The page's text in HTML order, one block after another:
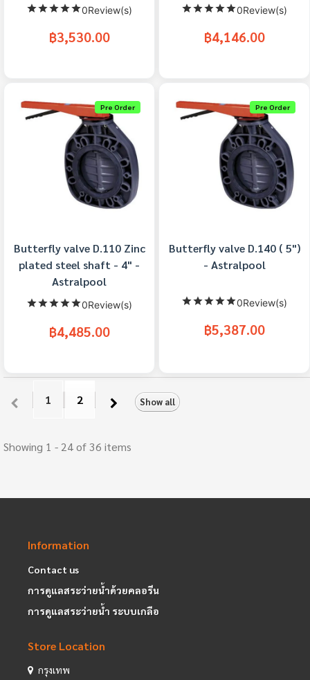
0Review(s)
฿3,530.00
0Review(s)
฿4,146.00
Pre Order
Butterfly valve D.110 Zinc
plated steel shaft - 4" -
Astralpool
0Review(s)
฿4,485.00
Pre Order
Butterfly valve D.140 ( 5")
- Astralpool
0Review(s)
฿5,387.00
Show all
1 2
Showing 1 - 24 of 36 items
Information
Contact us
การดูแลสระว่ายน้ำด้วยคลอรีน
การดูแลสระว่ายน้ำ ระบบเกลือ
Store Location
กรุงเทพ